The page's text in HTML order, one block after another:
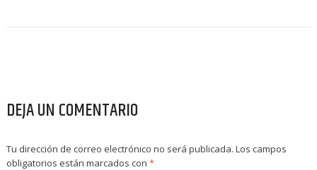
DEJA UN COMENTARIO
Tu dirección de correo electrónico no será publicada. Los campos
obligatorios están marcados con *